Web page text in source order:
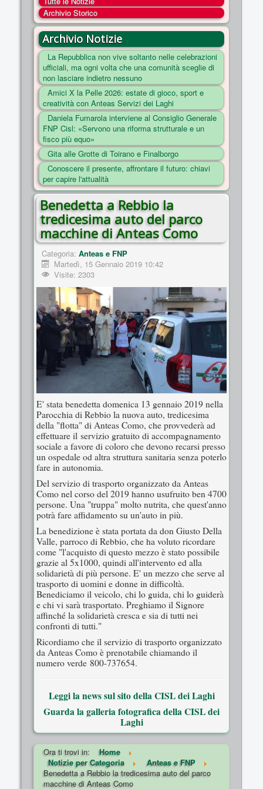
COSA FACCIAMO
ENTI
NOTIZIE
ESSENZIALI
MAPPA DEL SITO
CONVENZIONI
FOTO
SOCIAL
Archivio Storico
Archivio Notizie
La Repubblica non vive soltanto nelle celebrazioni
ufficiali, ma ogni volta che una comunità sceglie di
non lasciare indietro nessuno
Amici X la Pelle 2026: estate di gioco, sport e
creatività con Anteas Servizi dei Laghi
Daniela Fumarola interviene al Consiglio Generale
FNP Cisl: «Servono una riforma strutturale e un
fisco più equo»
Gita alle Grotte di Toirano e Finalborgo
Conoscere il presente, affrontare il futuro: chiavi
per capire l'attualità
Benedetta a Rebbio la
tredicesima auto del parco
macchine di Anteas Como
Categoria: Anteas e FNP
Martedì, 15 Gennaio 2019 10:42
Visite: 2303
E' stata benedetta domenica 13 gennaio 2019 nella
Parocchia di Rebbio la nuova auto, tredicesima
della "flotta" di Anteas Como, che provvederà ad
effettuare il servizio gratuito di accompagnamento
sociale a favore di coloro che devono recarsi presso
un ospedale od altra struttura sanitaria senza poterlo
fare in autonomia.
Del servizio di trasporto organizzato da Anteas
Como nel corso del 2019 hanno usufruito ben 4700
persone. Una "truppa" molto nutrita, che quest'anno
potrà fare affidamento su un'auto in più.
La benedizione è stata portata da don Giusto Della
Valle, parroco di Rebbio, che ha voluto ricordare
come "l'acquisto di questo mezzo è stato possibile
grazie al 5x1000, quindi all'intervento ed alla
solidarietà di più persone. E' un mezzo che serve al
trasporto di uomini e donne in difficoltà.
Benediciamo il veicolo, chi lo guida, chi lo guiderà
e chi vi sarà trasportato. Preghiamo il Signore
affinché la solidarietà cresca e sia di tutti nei
confronti di tutti."
Ricordiamo che il servizio di trasporto organizzato
da Anteas Como è prenotabile chiamando il
numero verde 800-737654.
Leggi la news sul sito della CISL dei Laghi
Guarda la galleria fotografica della CISL dei
Laghi
Ora ti trovi in:
Home
Notizie per Categoria
Anteas e FNP
Benedetta a Rebbio la tredicesima auto del parco
macchine di Anteas Como